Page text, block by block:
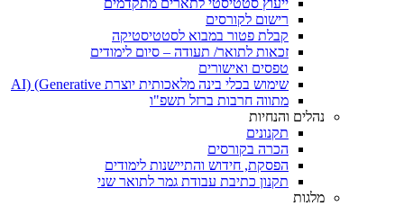
ייעוץ סטטיסטי לתארים מתקדמים
רישום לקורסים
קבלת פטור במבוא לסטטיסטיקה
זכאות לתואר/ תעודה – סיום לימודים
טפסים ואישורים
שימוש בכלי בינה מלאכותית יוצרת AI) (Generative
מתווה חרבות ברזל תשפ"ו
נהלים והנחיות
תקנונים
הכרה בקורסים
הפסקת, חידוש והתיישנות לימודים
תקנון כתיבת עבודת גמר לתואר שני
מלגות